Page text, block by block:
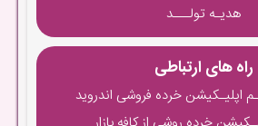
هدیـه تولـــد
راه های ارتباطی
اپلیـکیشن خرده فروشی اندروید